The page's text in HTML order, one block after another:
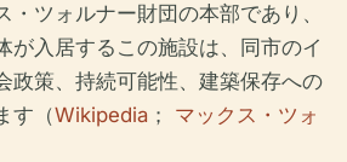
・ツォルナー財団の本部であり、
が入居するこの施設は、同市のイ
政策、持続可能性、建築保存への
す（Wikipedia ； マックス・ツォ